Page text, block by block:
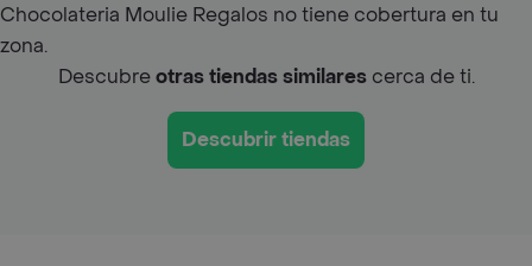
Chocolateria Moulie Regalos no tiene cobertura en tu
zona.
Descubreotras tiendas similarescerca de ti.
Descubrir tiendas